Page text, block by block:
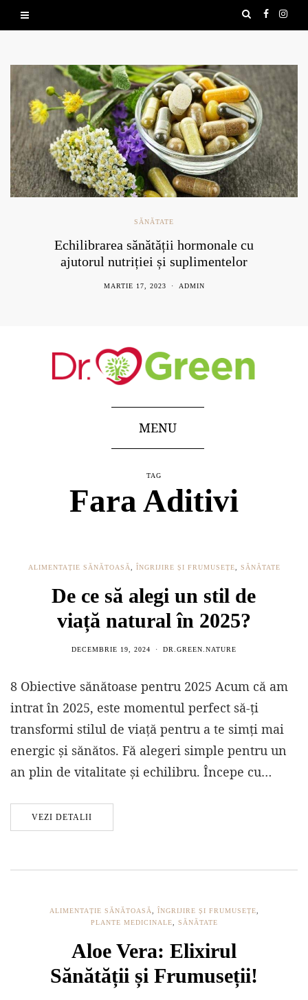
SĂNĂTATE
Echilibrarea sănătății hormonale cu
ajutorul nutriției și suplimentelor
MARTIE 17, 2023 ADMIN
MENU
TAG
Fara Aditivi
ALIMENTAȚIE SĂNĂTOASĂ ÎNGRIJIRE ȘI FRUMUSEȚE SĂNĂTATE
De ce să alegi un stil de
viață natural în 2025?
DECEMBRIE 19, 2024 DR.GREEN.NATURE
8 Obiective sănătoase pentru 2025 Acum că am
intrat în 2025, este momentul perfect să-ți
transformi stilul de viață pentru a te simți mai
energic și sănătos. Fă alegeri simple pentru un
an plin de vitalitate și echilibru. Începe cu…
VEZI DETALII
ALIMENTAȚIE SĂNĂTOASĂ ÎNGRIJIRE ȘI FRUMUSEȚE
PLANTE MEDICINALE
SĂNĂTATE
Aloe Vera: Elixirul
Sănătății și Frumuseții!